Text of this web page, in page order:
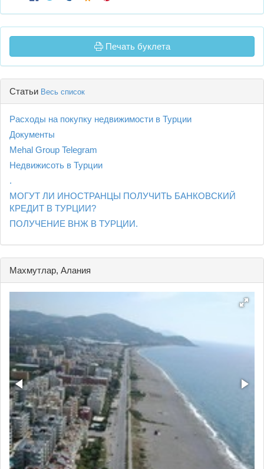
Печать буклета
Статьи Весь список
Расходы на покупку недвижимости в Турции
Документы
Mehal Group Telegram
Недвижисоть в Турции
.
МОГУТ ЛИ ИНОСТРАНЦЫ ПОЛУЧИТЬ БАНКОВСКИЙ
КРЕДИТ В ТУРЦИИ?
ПОЛУЧЕНИЕ ВНЖ В ТУРЦИИ.
Махмутлар, Алания